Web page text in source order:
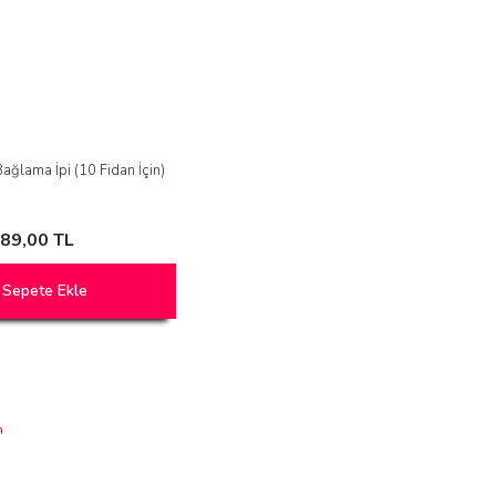
İpi (10 Fidan İçin)
89,00 TL
Ekle